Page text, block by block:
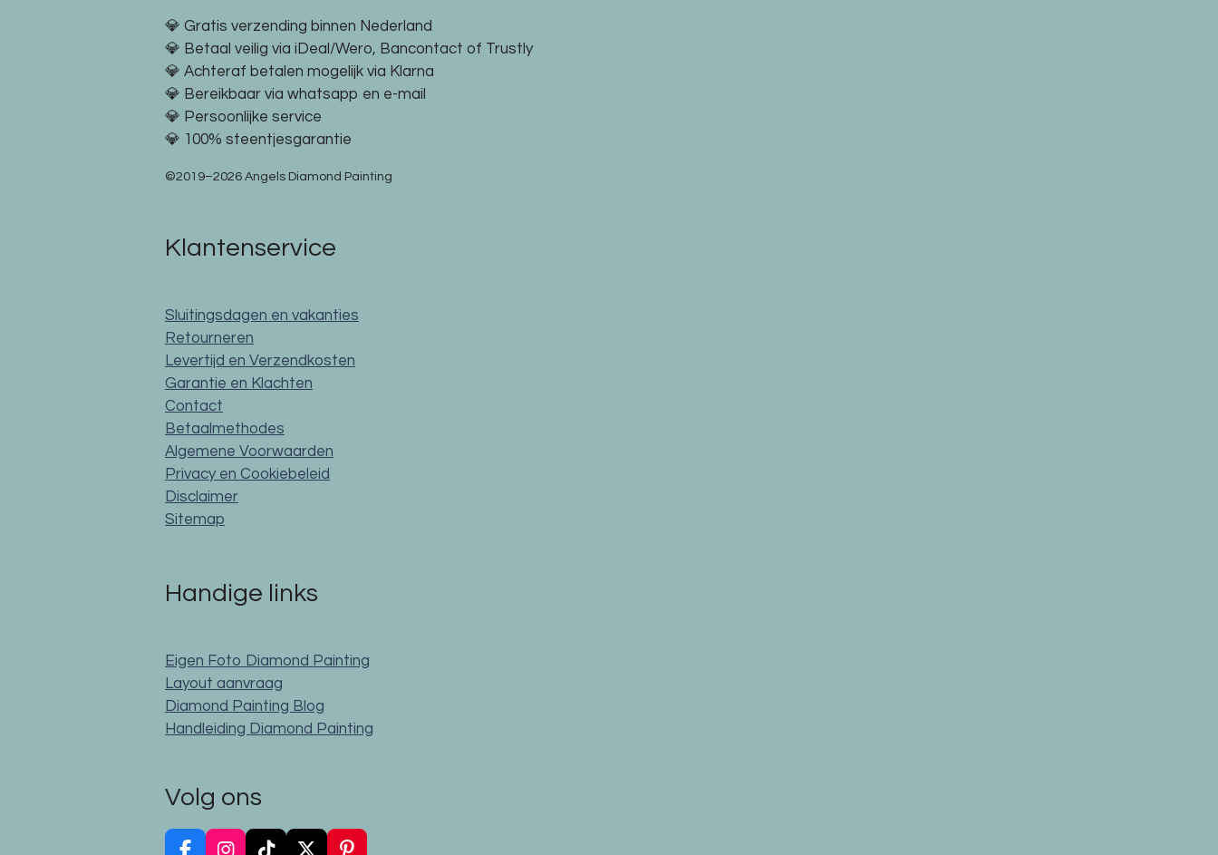
💎 Gratis verzending binnen Nederland
💎 Betaal veilig via iDeal/Wero, Bancontact of Trustly
💎 Achteraf betalen mogelijk via Klarna
💎 Bereikbaar via whatsapp en e-mail
💎 Persoonlijke service
💎 100% steentjesgarantie
©2019–2026 Angels Diamond Painting
Klantenservice
Sluitingsdagen en vakanties
Retourneren
Levertijd en Verzendkosten
Garantie en Klachten
Contact
Betaalmethodes
Algemene Voorwaarden
Privacy en Cookiebeleid
Disclaimer
Sitemap
Handige links
Eigen Foto Diamond Painting
Layout aanvraag
Diamond Painting Blog
Handleiding Diamond Painting
Volg ons